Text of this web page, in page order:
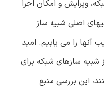
ویرایش و امکان اجرا
اصلی شبیه ساز
آنها را می یابیم. امید
شبیه سازهای شبکه برای
این بررسی منبع